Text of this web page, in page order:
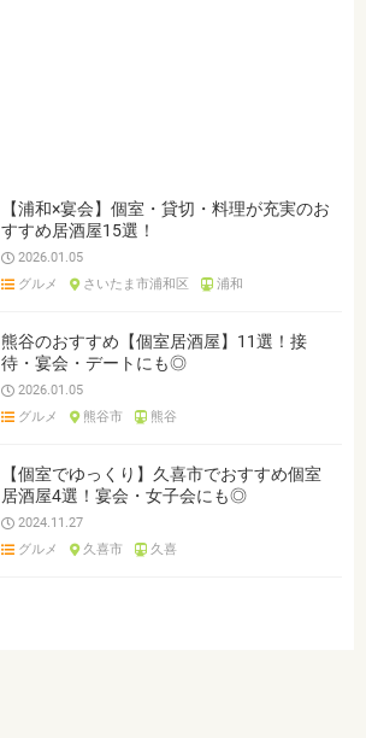
【浦和×宴会】個室・貸切・料理が充実のお
すすめ居酒屋15選！
2026.01.05
グルメ
さいたま市浦和区 浦和
熊谷のおすすめ【個室居酒屋】11選！接
待・宴会・デートにも◎
2026.01.05
グルメ
熊谷市 熊谷
【個室でゆっくり】久喜市でおすすめ個室
居酒屋4選！宴会・女子会にも◎
2024.11.27
グルメ
久喜市 久喜